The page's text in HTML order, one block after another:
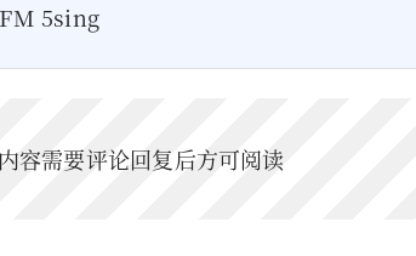
5sing
容需要评论回复后方可阅读